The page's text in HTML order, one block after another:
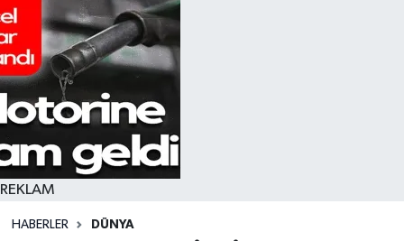
REKLAM
HABERLER DÜNYA